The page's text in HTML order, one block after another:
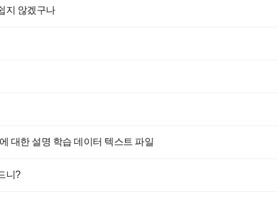
지 않겠구나
대한 설명 학습 데이터 텍스트 파일
니?